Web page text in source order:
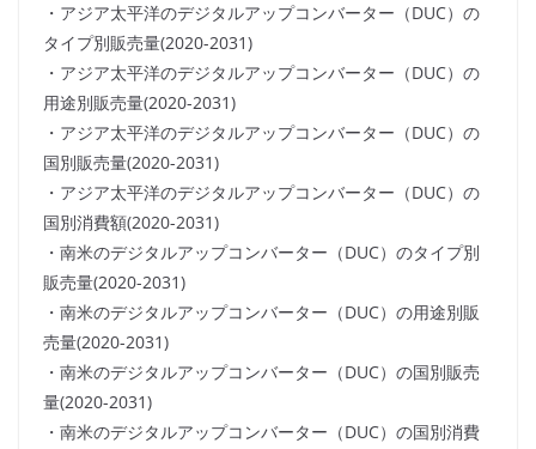
・アジア太平洋のデジタルアップコンバーター（DUC）の
タイプ別販売量(2020-2031)
・アジア太平洋のデジタルアップコンバーター（DUC）の
用途別販売量(2020-2031)
・アジア太平洋のデジタルアップコンバーター（DUC）の
国別販売量(2020-2031)
・アジア太平洋のデジタルアップコンバーター（DUC）の
国別消費額(2020-2031)
・南米のデジタルアップコンバーター（DUC）のタイプ別
販売量(2020-2031)
・南米のデジタルアップコンバーター（DUC）の用途別販
売量(2020-2031)
・南米のデジタルアップコンバーター（DUC）の国別販売
量(2020-2031)
・南米のデジタルアップコンバーター（DUC）の国別消費